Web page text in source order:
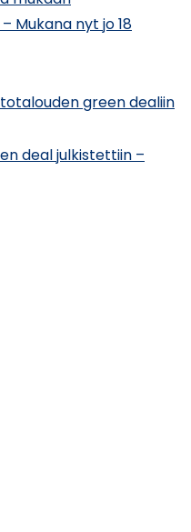
Mukana nyt jo 18
green dealiin
deal julkistettiin –